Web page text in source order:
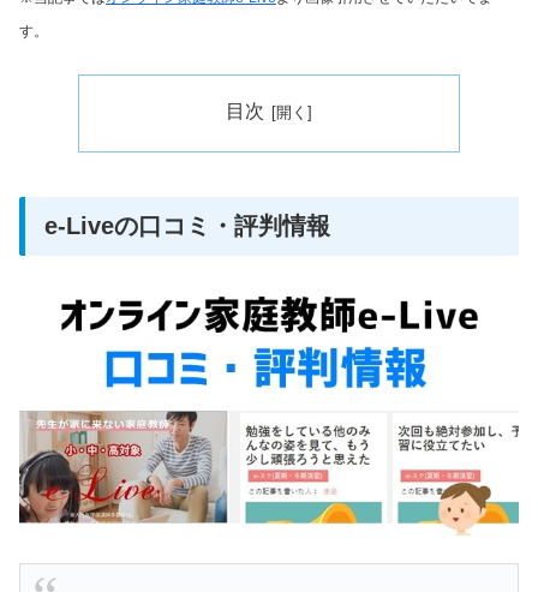
す。
目次
e-Liveの口コミ・評判情報